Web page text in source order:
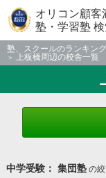
オリコン顧客
塾・学習塾 検
塾、スクールのランキン
上板橋周辺の校舎一覧
中学受験： 集団塾の絞